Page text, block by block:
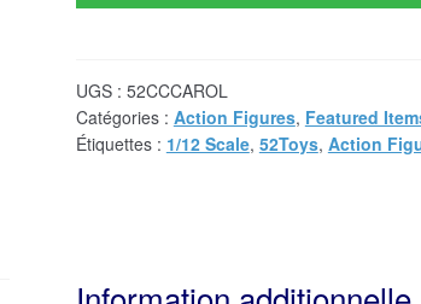
UGS : 52CCCAROL
Catégories : Action Figures, Featured
Étiquettes : 1/12 Scale, 52Toys, Action